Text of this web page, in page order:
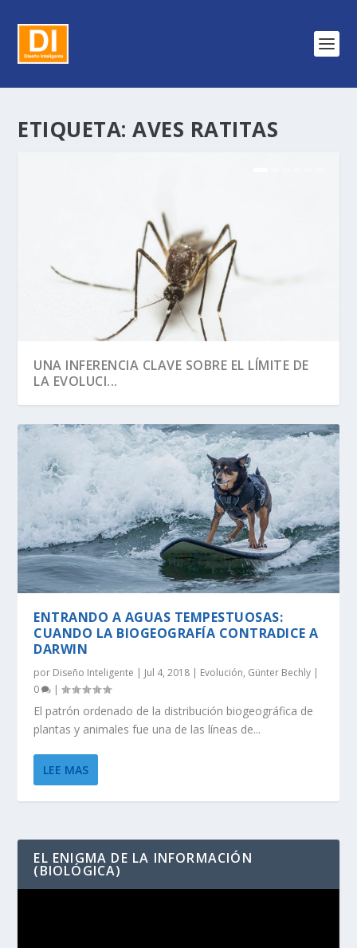
ETIQUETA:AVES RATITAS
UNA INFERENCIA CLAVE SOBRE EL LÍMITE DE
LA EVOLUCI...
SEGÚN RICHARD DAWKINS, EL ÁRBOL DE LA
VIDA TIENE U...
DAWKINS Y EL DÍA DE DARWIN:
DISTINGUIENDO LA REALI...
EVOLUCIÓN DE LA INFORMACIÓN BIOLÓGICA:
LA DEFINICI...
LA VIDA ES LO MÁS ANTINATURAL DEL
UNIVERSO.
¡CREAMOS LA VIDA! EH, ESPERA UN
MOMENTO…
ENTRANDO A AGUAS TEMPESTUOSAS:
CUANDO LA BIOGEOGRAFÍA CONTRADICE A
DARWIN
por Diseño Inteligente | Jul 4, 2018 | Evolución, Günter Bechly |
0
|
El patrón ordenado de la distribución biogeográfica de
plantas y animales fue una de las líneas de...
LEE MAS
EL ENIGMA DE LA INFORMACIÓN
(BIOLÓGICA)